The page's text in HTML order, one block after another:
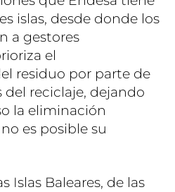
islas, desde donde los
a gestores
el
residuo por parte de
del reciclaje, dejando
la eliminación
es posible su
Islas Baleares, de las